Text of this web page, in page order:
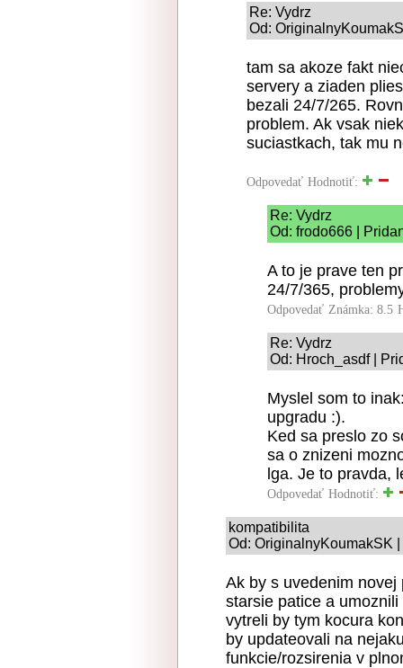
Re: Vydrz
Od:
tam sa akoze fakt
servery a ziaden
bezali 24/7/265.
problem. Ak vsak
suciastkach, tak mu
Odpovedať Hodnotiť:
Re: Vydrz
Od: frodo666 |
A to je prave ten
24/7/365,
Odpovedať Známka: 8.5
Re: Vydrz
Od: Hroch_asdf |
Myslel som to
upgradu :).
Ked sa preslo zo
sa o znizeni
lga. Je to pravda,
Odpovedať Hodnotiť:
kompatibilita
Od: OriginalnyKoumakSK
Ak by s uvedenim
starsie patice a
vytreli by tym kocura
by updateovali na
funkcie/rozsirenia v